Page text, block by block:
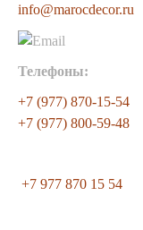
info@marocdecor.ru
Телефоны:
+7 (977) 870-15-54
+7 (977) 800-59-48
+7 977 870 15 54